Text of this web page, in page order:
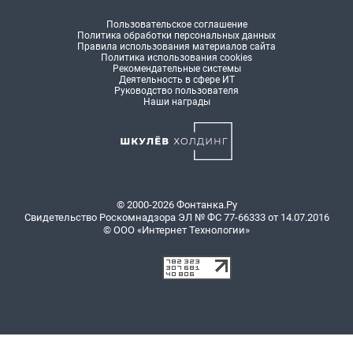
Пользовательское соглашение
Политика обработки персональных данных
Правила использования материалов сайта
Политика использования cookies
Рекомендательные системы
Деятельность в сфере ИТ
Руководство пользователя
Наши награды
© 2000-2026 Фонтанка.Ру
Свидетельство Роскомнадзора ЭЛ № ФС 77-66333 от 14.07.2016
© ООО «Интернет Технологии»